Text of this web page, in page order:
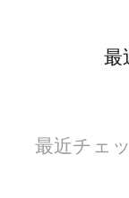
最
最近チェ